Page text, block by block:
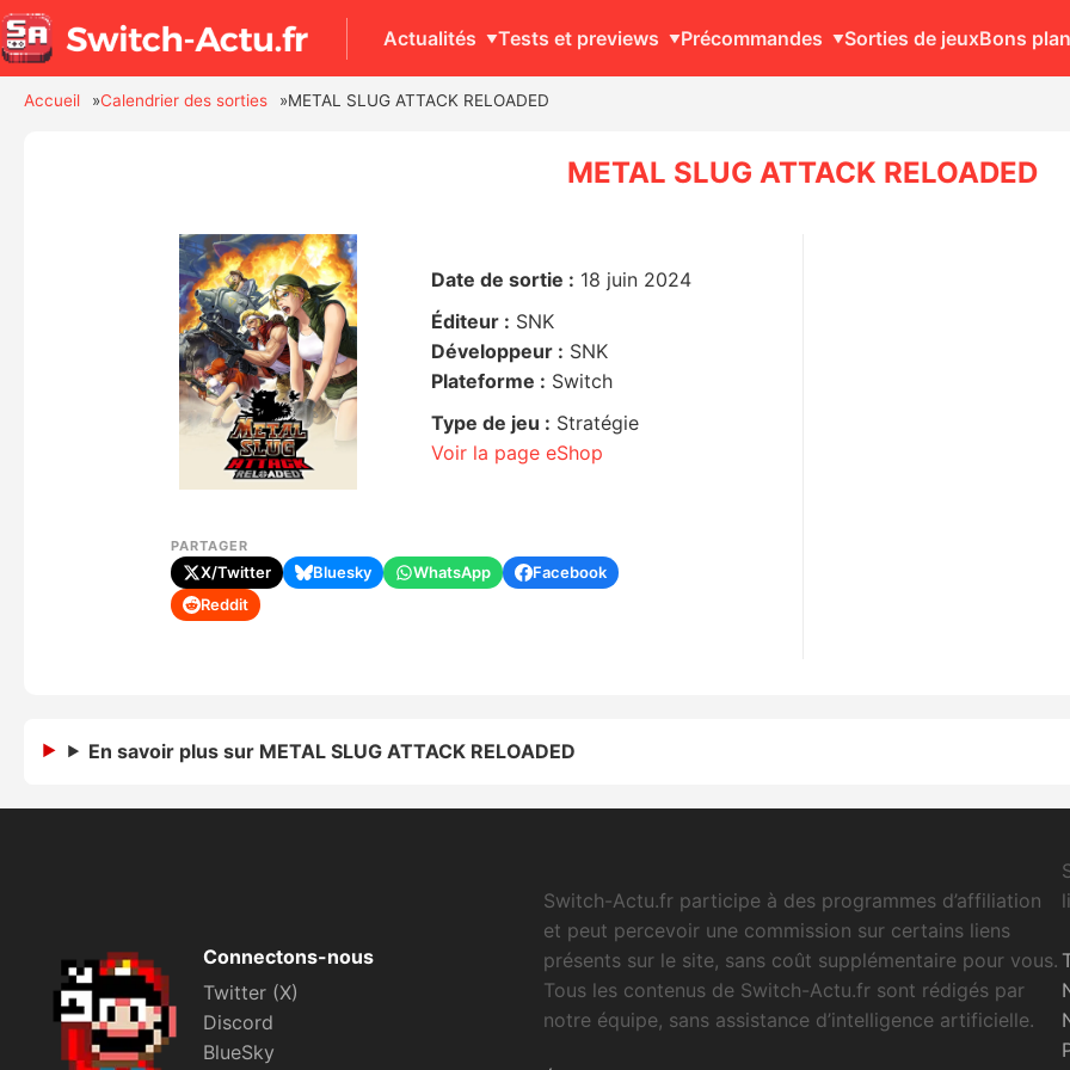
Actualités Tests et previews Précommandes Sorties de jeuxBons
Accueil Calendrier des sorties METAL SLUG ATTACK RELOADED
METAL SLUG ATTACK RELOADED
Date de sortie : 18 juin 2024
Éditeur : SNK
Développeur : SNK
Plateforme : Switch
Type de jeu : Stratégie
Voir la page eShop
PARTAGER
X/Twitter Bluesky WhatsApp
Facebook
Reddit
En savoir plus sur METAL SLUG ATTACK RELOADED
Connectons-nous
Twitter (X)
Discord
BlueSky
Switch-Actu.fr participe à des programmes d’affiliation
et peut percevoir une commission sur certains liens
présents sur le site, sans coût supplémentaire pour vous.
Tous les contenus de Switch-Actu.fr sont rédigés par
notre équipe, sans assistance d’intelligence artificielle.